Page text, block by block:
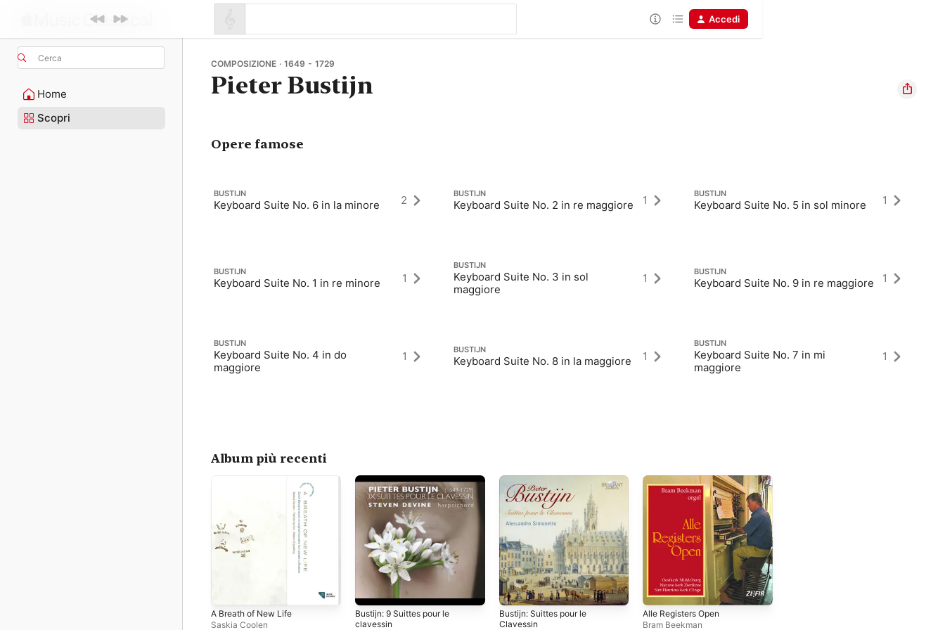
Cerca
Home
Scopri
Accedi
COMPOSIZIONE · 1649 - 1729
Pieter Bustijn
Opere famose
BUSTIJN
Keyboard Suite No. 6 in la minore 2
BUSTIJN
Keyboard Suite No. 1 in re minore 1
BUSTIJN
Keyboard Suite No. 4 in do
maggiore
1
BUSTIJN
Keyboard Suite No. 2 in re maggiore 1
BUSTIJN
Keyboard Suite No. 3 in sol
maggiore
1
BUSTIJN
Keyboard Suite No. 8 in la maggiore 1
BUSTIJN
Keyboard Suite No. 5 in sol minore 1
BUSTIJN
Keyboard Suite No. 9 in re maggiore 1
BUSTIJN
Keyboard Suite No. 7 in mi
maggiore
1
Album più recenti
A Breath of New Life
Saskia Coolen
Bustijn: 9 Suittes pour le
clavessin
Bustijn: Suittes pour le
Clavessin
Alle Registers Open
Bram Beekman